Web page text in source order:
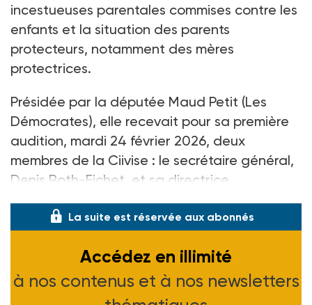
incestueuses parentales commises contre les
enfants et la situation des parents
protecteurs, notamment des mères
protectrices.
Présidée par la députée Maud Petit (Les
Démocrates), elle recevait pour sa première
audition, mardi 24 février 2026, deux
membres de la Ciivise : le secrétaire général,
Denis Roth-Fichet, et sa directrice
La suite est réservée aux abonnés
Accédez en illimité
à nos contenus et à nos newsletters